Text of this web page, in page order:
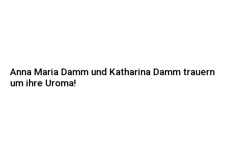
Anna Maria Damm und Katharina Damm trauern
um ihre Uroma!